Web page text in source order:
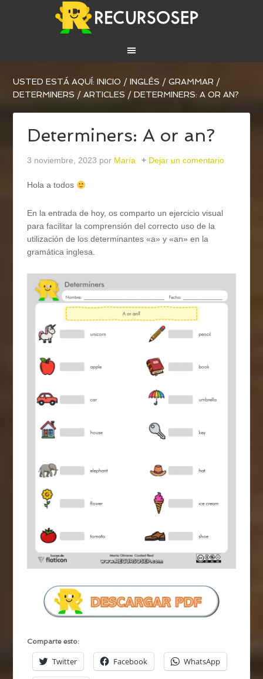
USTED ESTÁ AQUÍ:INICIO / INGLÉS / GRAMMAR /
DETERMINERS / ARTICLES / DETERMINERS: A OR AN?
Determiners: A or an?
3 noviembre, 2023 por María Dejar un comentario
Hola a todos
En la entrada de hoy, os comparto un ejercicio visual
para facilitar la comprensión del correcto uso de la
utilización de los determinantes «a» y «an» en la
gramática inglesa.
Comparte esto:
Twitter Facebook WhatsApp